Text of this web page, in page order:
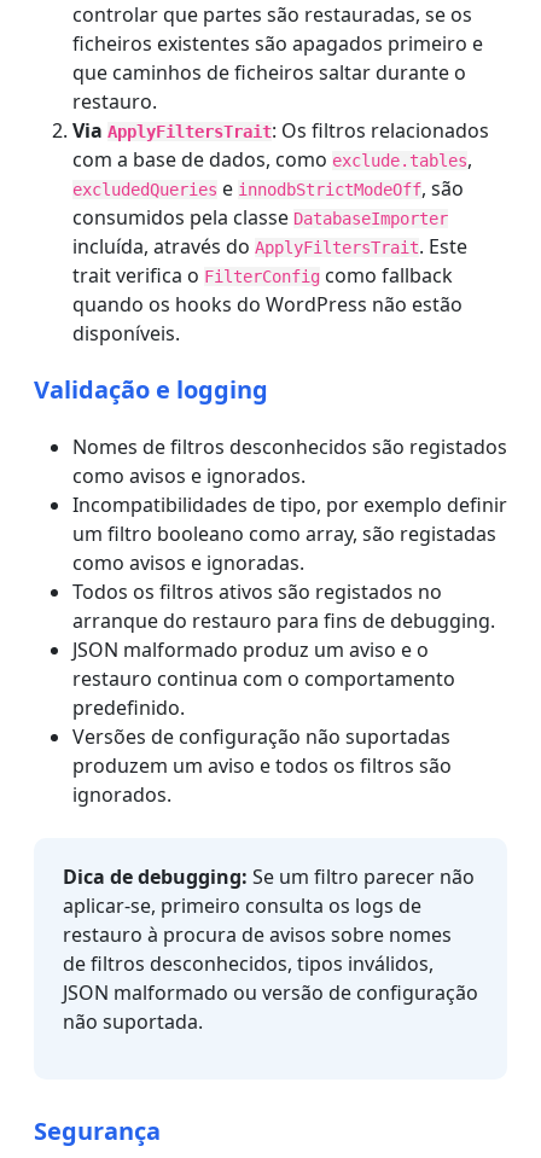
controlar que partes são restauradas, se os
ficheiros existentes são apagados primeiro e
que caminhos de ficheiros saltar durante o
restauro.
Via ApplyFiltersTrait: Os filtros relacionados
com a base de dados, como exclude.tables,
excludedQueries e innodbStrictModeOff, são
consumidos pela classe DatabaseImporter
incluída, através do ApplyFiltersTrait. Este
trait verifica o FilterConfig como fallback
quando os hooks do WordPress não estão
disponíveis.
Validação e logging
Nomes de filtros desconhecidos são registados
como avisos e ignorados.
Incompatibilidades de tipo, por exemplo definir
um filtro booleano como array, são registadas
como avisos e ignoradas.
Todos os filtros ativos são registados no
arranque do restauro para fins de debugging.
JSON malformado produz um aviso e o
restauro continua com o comportamento
predefinido.
Versões de configuração não suportadas
produzem um aviso e todos os filtros são
ignorados.
Dica de debugging: Se um filtro parecer não
aplicar-se, primeiro consulta os logs de
restauro à procura de avisos sobre nomes
de filtros desconhecidos, tipos inválidos,
JSON malformado ou versão de configuração
não suportada.
Segurança